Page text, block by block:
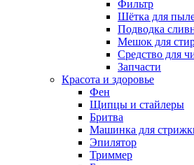
Фильтр
Шётка для
Подводка
Мешок для
Средство для
Запчасти
Красота и здоровье
Фен
Щипцы и стайлеры
Бритва
Машинка для
Эпилятор
Триммер